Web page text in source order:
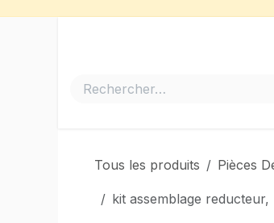
Tous les produits Pièces
kit assemblage reducteur,